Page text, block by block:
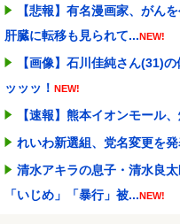
【悲報】有名漫画家、がん
肝臓に転移も見られて...NEW!
【画像】石川佳純さん(31)
ッッッ！ NEW!
【速報】熊本イオンモール
れいわ新選組、党名変更を
清水アキラの息子・清水良
「いじめ」「暴行」被...NEW!